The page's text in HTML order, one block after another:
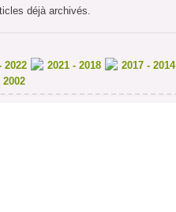
déjà archivés.
2022 2021 - 2018 2017 - 2014